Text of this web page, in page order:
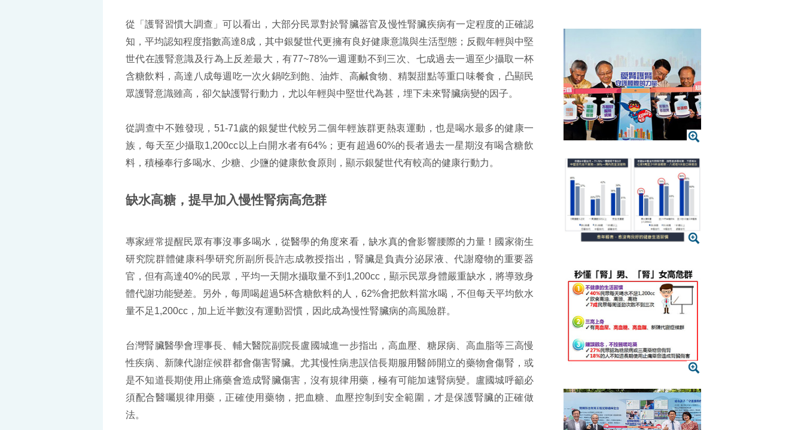
從「護腎習慣大調查」可以看出，大部分民眾對於腎臟器官及慢性腎臟疾病有一定程度的正確認
知，平均認知程度指數高達8成，其中銀髮世代更擁有良好健康意識與生活型態；反觀年輕與中堅
世代在護腎意識及行為上反差最大，有77~78%一週運動不到三次、七成過去一週至少攝取一杯
含糖飲料，高達八成每週吃一次火鍋吃到飽、油炸、高鹹食物、精製甜點等重口味餐食，凸顯民
眾護腎意識雖高，卻欠缺護腎行動力，尤以年輕與中堅世代為甚，埋下未來腎臟病變的因子。
從調查中不難發現，51-71歲的銀髮世代較另二個年輕族群更熱衷運動，也是喝水最多的健康一
族，每天至少攝取1,200cc以上白開水者有64%；更有超過60%的長者過去一星期沒有喝含糖飲
料，積極奉行多喝水、少糖、少鹽的健康飲食原則，顯示銀髮世代有較高的健康行動力。
缺水高糖，提早加入慢性腎病高危群
專家經常提醒民眾有事沒事多喝水，從醫學的角度來看，缺水真的會影響腰際的力量！國家衛生
研究院群體健康科學研究所副所長許志成教授指出，腎臟是負責分泌尿液、代謝廢物的重要器
官，但有高達40%的民眾，平均一天開水攝取量不到1,200cc，顯示民眾身體嚴重缺水，將導致身
體代謝功能變差。另外，每周喝超過5杯含糖飲料的人，62%會把飲料當水喝，不但每天平均飲水
量不足1,200cc，加上近半數沒有運動習慣，因此成為慢性腎臟病的高風險群。
台灣腎臟醫學會理事長、輔大醫院副院長盧國城進一步指出，高血壓、糖尿病、高血脂等三高慢
性疾病、新陳代謝症候群都會傷害腎臟。尤其慢性病患誤信長期服用醫師開立的藥物會傷腎，或
是不知道長期使用止痛藥會造成腎臟傷害，沒有規律用藥，極有可能加速腎病變。盧國城呼籲必
須配合醫囑規律用藥，正確使用藥物，把血糖、血壓控制到安全範圍，才是保護腎臟的正確做
法。